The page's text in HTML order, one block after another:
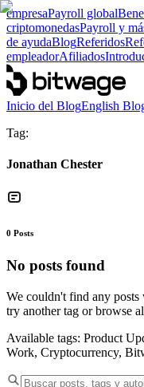
empresaPayroll global
criptomonedasPayroll y
de ayudaBlogReferidos
empleadorAfiliados
Inicio del BlogEnglish
Tag:
Jonathan Chester
0 Posts
No posts found
We couldn't find any posts
try another tag or browse
Available tags: Product
Work, Cryptocurrency,